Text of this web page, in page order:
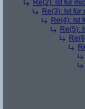
Re(2): Ist für
Re(3): Ist
Re(4): Ist
Re(5):